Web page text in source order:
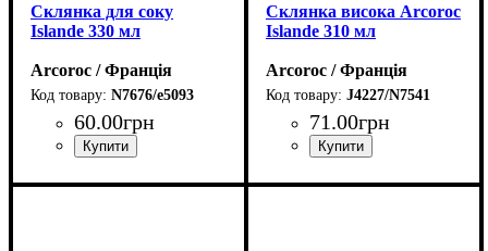
Склянка для соку
Islande 330 мл
Arcoroc / Франція
N7676/e5093
60.00грн
Склянка висока Arcoroc
Islande 310 мл
Arcoroc / Франція
J4227/N7541
71.00грн